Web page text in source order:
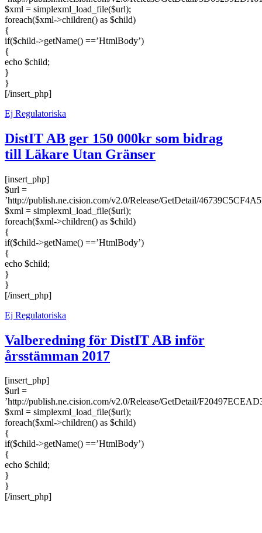
$xml = simplexml_load_file($url);
foreach($xml->children() as $child)
{
if($child->getName() ==’HtmlBody’)
{
echo $child;
}
}
[/insert_php]
Ej Regulatoriska
DistIT AB ger 150 000kr som bidrag
till Läkare Utan Gränser
[insert_php]
$url =
’http://publish.ne.cision.com/v2.0/Release/GetDetail/
$xml = simplexml_load_file($url);
foreach($xml->children() as $child)
{
if($child->getName() ==’HtmlBody’)
{
echo $child;
}
}
[/insert_php]
Ej Regulatoriska
Valberedning för DistIT AB inför
årsstämman 2017
[insert_php]
$url =
’http://publish.ne.cision.com/v2.0/Release/GetDetail/
$xml = simplexml_load_file($url);
foreach($xml->children() as $child)
{
if($child->getName() ==’HtmlBody’)
{
echo $child;
}
}
[/insert_php]